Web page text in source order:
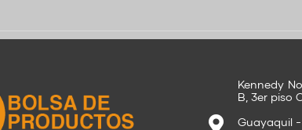
Kennedy
B, 3er piso
Guayaquil